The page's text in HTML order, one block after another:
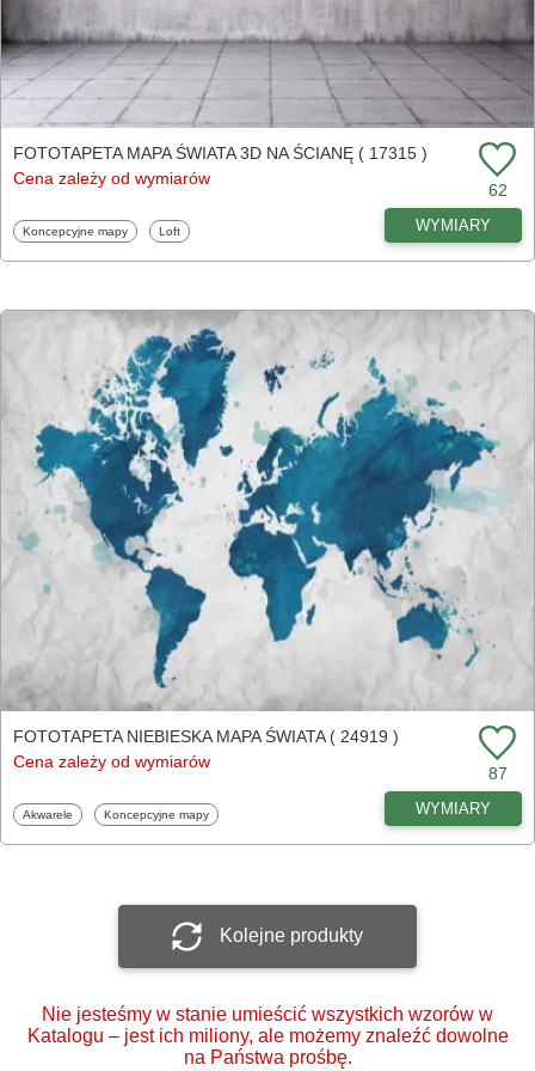
FOTOTAPETA MAPA ŚWIATA 3D NA ŚCIANĘ ( 17315 )
Cena zależy od wymiarów
62
Fototapety
Koncepcyjne mapy Fototapety
Loft WYMIARY
FOTOTAPETA NIEBIESKA MAPA ŚWIATA ( 24919 )
Cena zależy od wymiarów
87
Fototapety
Akwarele Fototapety
Koncepcyjne mapy WYMIARY
Kolejne produkty
Nie jesteśmy w stanie umieścić wszystkich wzorów w
Katalogu – jest ich miliony, ale możemy znaleźć dowolne
na Państwa prośbę.